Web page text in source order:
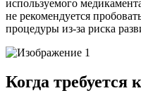
используемого
не рекомендуется
процедуры из-за риска
Когда требуется